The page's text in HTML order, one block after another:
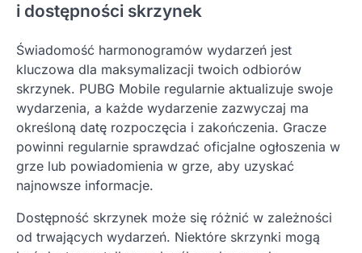
i dostępności skrzynek
Świadomość harmonogramów wydarzeń jest
kluczowa dla maksymalizacji twoich odbiorów
skrzynek. PUBG Mobile regularnie aktualizuje swoje
wydarzenia, a każde wydarzenie zazwyczaj ma
określoną datę rozpoczęcia i zakończenia. Gracze
powinni regularnie sprawdzać oficjalne ogłoszenia w
grze lub powiadomienia w grze, aby uzyskać
najnowsze informacje.
Dostępność skrzynek może się różnić w zależności
od trwających wydarzeń. Niektóre skrzynki mogą